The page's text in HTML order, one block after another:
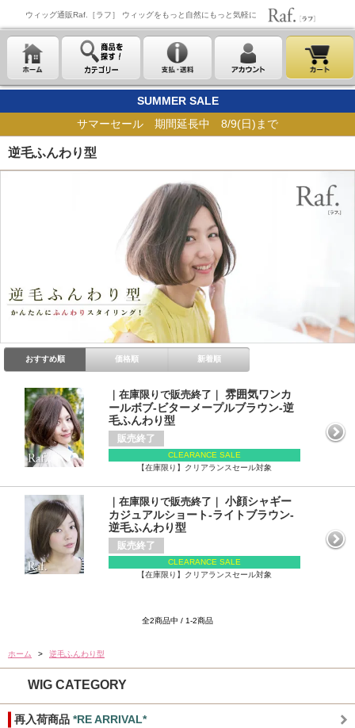
ウィッグ通販Raf.［ラフ］ ウィッグをもっと自然にもっと気軽に
SUMMER SALE
サマーセール 期間延長中 8/9(日)まで
逆毛ふんわり型
おすすめ順 価格順 新着順
｜在庫限りで販売終了｜
雰囲気ワンカ
ールボブ-ビターメープルブラウン-逆
毛ふんわり型
販売終了
CLEARANCE SALE
【在庫限り】クリアランスセール対象
｜在庫限りで販売終了｜
小顔シャギー
カジュアルショート-ライトブラウン-
逆毛ふんわり型
販売終了
CLEARANCE SALE
【在庫限り】クリアランスセール対象
全2商品中 / 1-2商品
ホーム > 逆毛ふんわり型
WIG CATEGORY
再入荷商品 *RE ARRIVAL*